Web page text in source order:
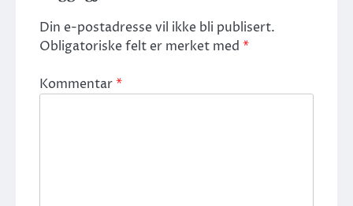
Din e-postadresse vil ikke bli publisert.
Obligatoriske felt er merket med *
Kommentar*